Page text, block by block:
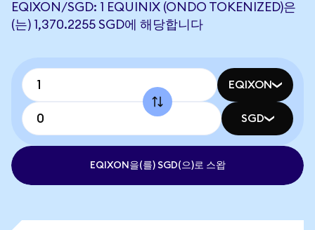
EQIXON/SGD: 1 EQUINIX (ONDO TOKENIZED)은
(는) 1,370.2255 SGD에 해당합니다
EQIXON
SGD
EQIXON을(를) SGD(으)로 스왑